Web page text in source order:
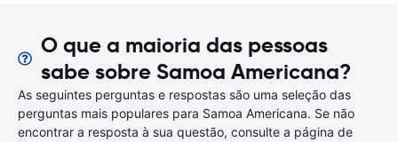
O que a maioria das pessoas
sabe sobre Samoa Americana?
As seguintes perguntas e respostas são uma seleção das
perguntas mais populares para Samoa Americana. Se não
encontrar a resposta à sua questão, consulte a página de